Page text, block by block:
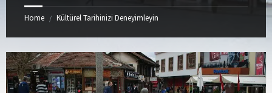
Home / Kültürel Tarihinizi Deneyimleyin